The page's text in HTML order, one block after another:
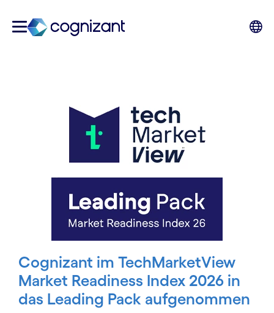
Cognizant im TechMarketView
Market Readiness Index 2026 in
das Leading Pack aufgenommen